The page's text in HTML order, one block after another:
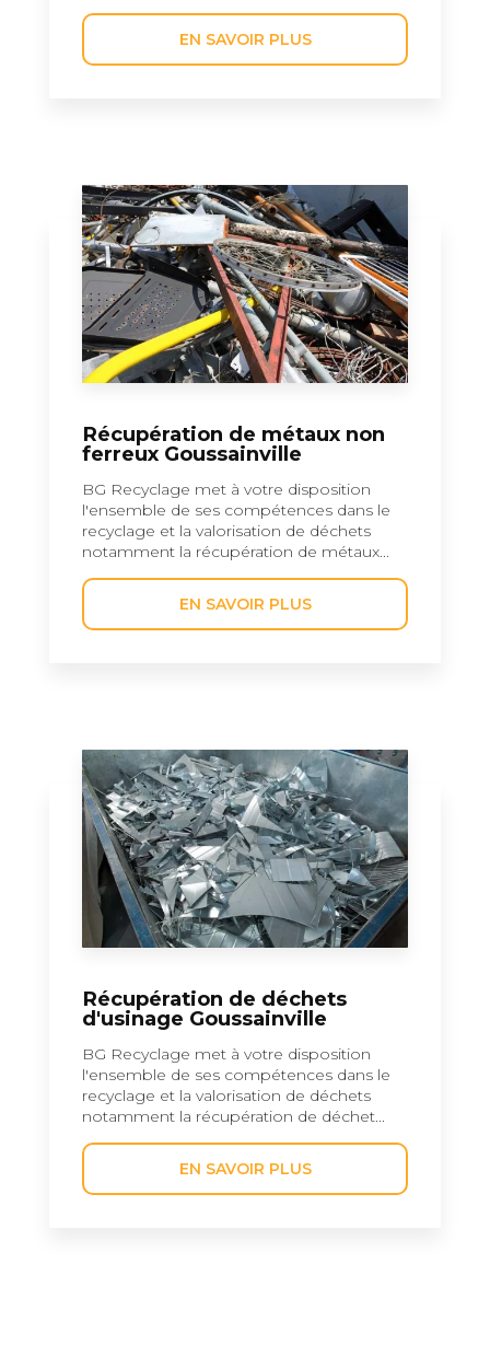
EN SAVOIR PLUS
Récupération de métaux non
ferreux Goussainville
BG Recyclage met à votre disposition
l'ensemble de ses compétences dans le
recyclage et la valorisation de déchets
notamment la récupération de métaux...
EN SAVOIR PLUS
Récupération de déchets
d'usinage Goussainville
BG Recyclage met à votre disposition
l'ensemble de ses compétences dans le
recyclage et la valorisation de déchets
notamment la récupération de déchet...
EN SAVOIR PLUS